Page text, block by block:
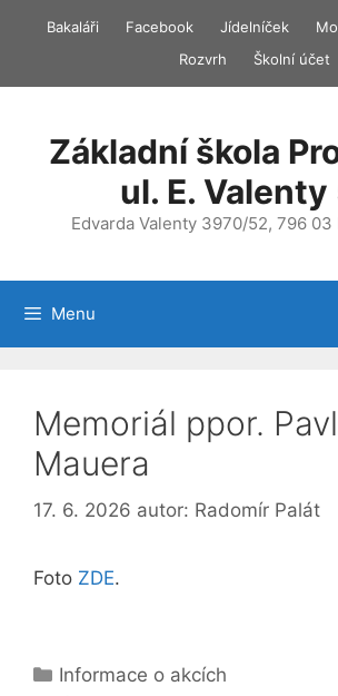
Bakaláři Facebook Jídelníček
Rozvrh
Školní účet
Základní škola
ul. E. Valenty
Edvarda Valenty 3970/52, 796
Menu
Memoriál ppor.
Mauera
17. 6. 2026 autor: Radomír Palát
Foto ZDE.
Rubriky
Informace o akcích